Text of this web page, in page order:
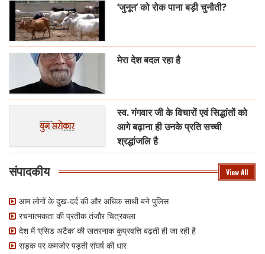
‘जुनून’ को रोक पाना बड़ी चुनौती?
मेरा देश बदल रहा है
स्व. गंगवार जी के विचारों एवं सिद्धांतों को
आगे बढ़ाना ही उनके प्रति सच्ची
श्रद्धांजलि है
संपादकीय View All
आम लोगों के दुख-दर्द की और अधिक साथी बने पुलिस
रचनात्मकता की प्रतीक तंजौर चित्रकला
देश में ‘एसिड अटैक’ की खतरनाक कुप्रवत्ति बढ़ती ही जा रही है
सड़क पर कमजोर पड़ती संघर्ष की धार